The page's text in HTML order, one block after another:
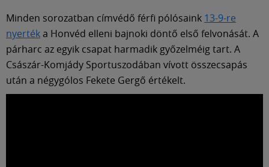
Minden sorozatban címvédő férfi pólósaink 13-9-re
nyertéka Honvéd elleni bajnoki döntő első felvonását. A
párharc az egyik csapat harmadik győzelméig tart. A
Császár-Komjády Sportuszodában vívott összecsapás
után a négygólos Fekete Gergő értékelt.
Shop
Közösség